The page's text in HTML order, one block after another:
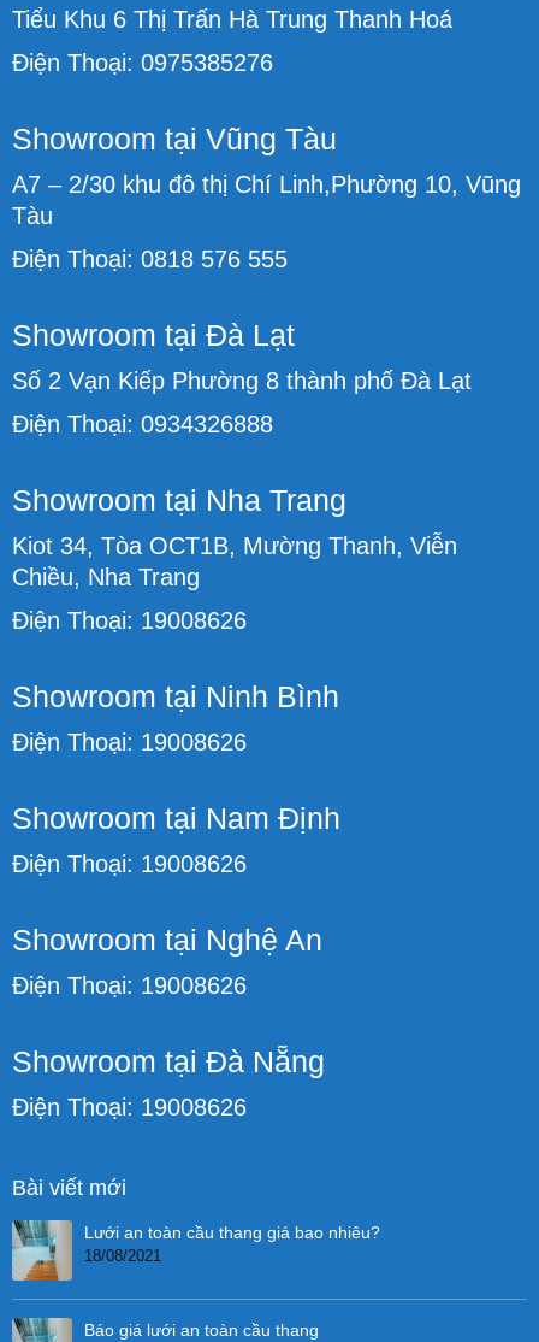
Tiểu Khu 6 Thị Trấn Hà Trung Thanh Hoá
Điện Thoại: 0975385276
Showroom tại Vũng Tàu
A7 – 2/30 khu đô thị Chí Linh,Phường 10, Vũng
Tàu
Điện Thoại: 0818 576 555
Showroom tại Đà Lạt
Số 2 Vạn Kiếp Phường 8 thành phố Đà Lạt
Điện Thoại: 0934326888
Showroom tại Nha Trang
Kiot 34, Tòa OCT1B, Mường Thanh, Viễn
Chiều, Nha Trang
Điện Thoại: 19008626
Showroom tại Ninh Bình
Điện Thoại: 19008626
Showroom tại Nam Định
Điện Thoại: 19008626
Showroom tại Nghệ An
Điện Thoại: 19008626
Showroom tại Đà Nẵng
Điện Thoại: 19008626
Bài viết mới
Lưới an toàn cầu thang giá bao nhiêu?
18/08/2021
Báo giá lưới an toàn cầu thang